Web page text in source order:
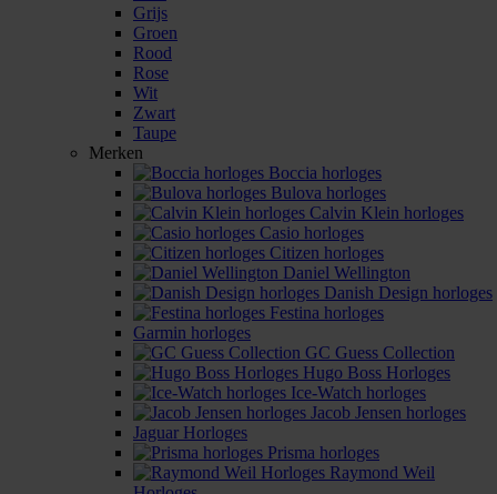
Grijs
Groen
Rood
Rose
Wit
Zwart
Taupe
Merken
Boccia horloges
Bulova horloges
Calvin Klein horloges
Casio horloges
Citizen horloges
Daniel Wellington
Danish Design horloges
Festina horloges
Garmin horloges
GC Guess Collection
Hugo Boss Horloges
Ice-Watch horloges
Jacob Jensen horloges
Jaguar Horloges
Prisma horloges
Raymond Weil